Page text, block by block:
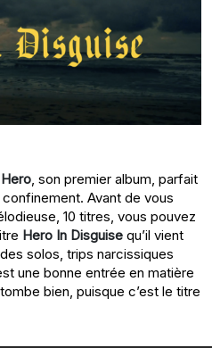
Hero, son premier album, parfait
Avant de vous
10 titres, vous pouvez
Hero In Disguise qu’il vient
solos, trips narcissiques
une bonne entrée en matière
bien, puisque c’est le titre